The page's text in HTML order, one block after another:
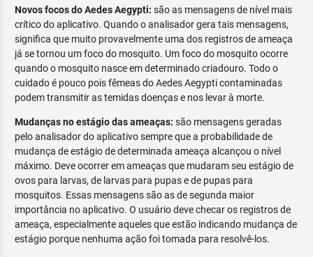
Novos focos do Aedes Aegypti: são as mensagens de nível mais
crítico do aplicativo. Quando o analisador gera tais mensagens,
significa que muito provavelmente uma dos registros de ameaça
já se tornou um foco do mosquito. Um foco do mosquito ocorre
quando o mosquito nasce em determinado criadouro. Todo o
cuidado é pouco pois fêmeas do Aedes Aegypti contaminadas
podem transmitir as temidas doenças e nos levar à morte.
Mudanças no estágio das ameaças: são mensagens geradas
pelo analisador do aplicativo sempre que a probabilidade de
mudança de estágio de determinada ameaça alcançou o nível
máximo. Deve ocorrer em ameaças que mudaram seu estágio de
ovos para larvas, de larvas para pupas e de pupas para
mosquitos. Essas mensagens são as de segunda maior
importância no aplicativo. O usuário deve checar os registros de
ameaça, especialmente aqueles que estão indicando mudança de
estágio porque nenhuma ação foi tomada para resolvê-los.